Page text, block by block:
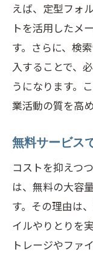
えば、定型フォ
トを活用したメ
す。さらに、検
入することで、
うになります。
業活動の質を高
無料サービス
コストを抑えつ
は、無料の大容
す。その理由は
イルやりとりを
トレージやファ